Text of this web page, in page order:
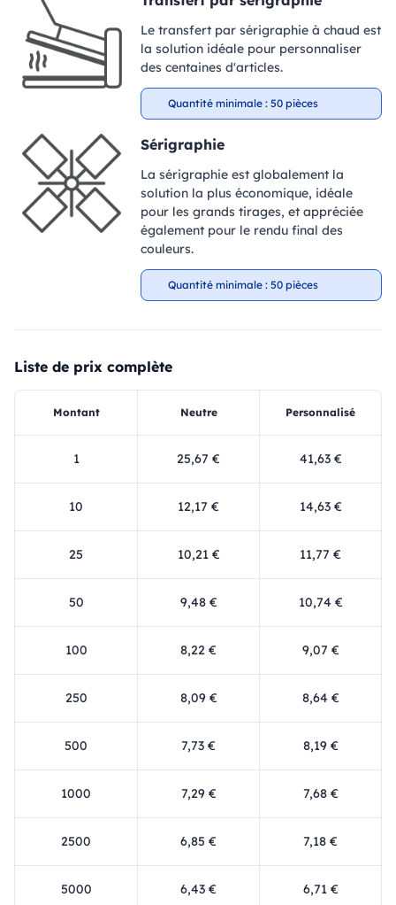
Le transfert par sérigraphie à chaud est
la solution idéale pour personnaliser
des centaines d'articles.
Quantité minimale : 50 pièces
Sérigraphie
La sérigraphie est globalement la
solution la plus économique, idéale
pour les grands tirages, et appréciée
également pour le rendu final des
couleurs.
Quantité minimale : 50 pièces
Liste de prix complète
Montant Neutre Personnalisé
1 25,67 € 41,63 €
10 12,17 € 14,63 €
25 10,21 € 11,77 €
50 9,48 € 10,74 €
100 8,22 € 9,07 €
250 8,09 € 8,64 €
500 7,73 € 8,19 €
1000 7,29 € 7,68 €
2500 6,85 € 7,18 €
5000 6,43 € 6,71 €